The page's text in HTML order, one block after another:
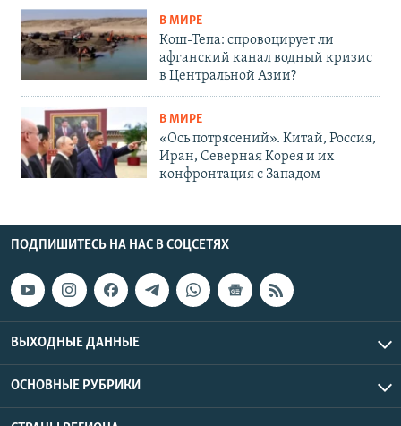
В МИРЕ
Кош-Тепа: спровоцирует ли
афганский канал водный кризис
в Центральной Азии?
В МИРЕ
«Ось потрясений». Китай, Россия,
Иран, Северная Корея и их
конфронтация с Западом
ПОДПИШИТЕСЬ НА НАС В СОЦСЕТЯХ
ВЫХОДНЫЕ ДАННЫЕ
ОСНОВНЫЕ РУБРИКИ